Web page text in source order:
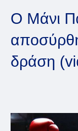
Ο Μάνι
δράση